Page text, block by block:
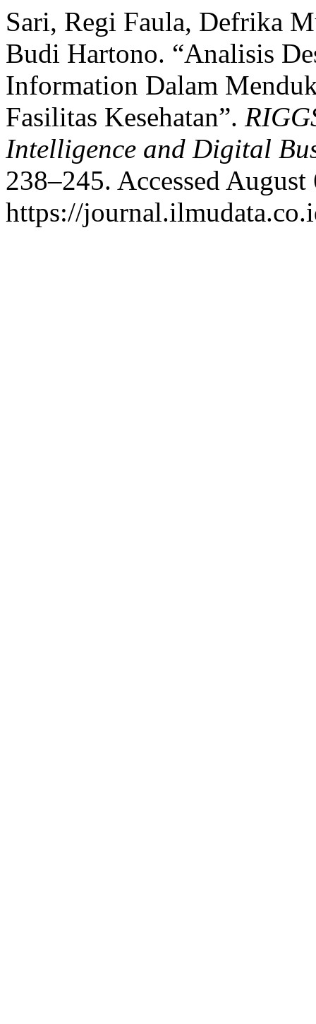
Sari, Regi Faula, Defrika
Budi Hartono. “Analisis
Information Dalam
Fasilitas Kesehatan”.
Intelligence and Digital
238–245. Accessed
https://